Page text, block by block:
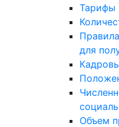
Тарифы
для
Объем